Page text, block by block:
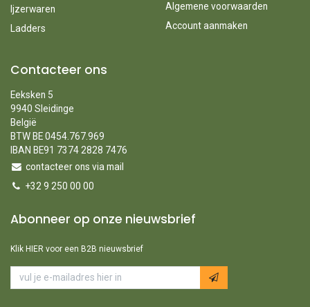
Ijzerwaren
Ladders
Algemene voorwaarden
Account aanmaken
Contacteer ons
Eeksken 5
9940 Sleidinge
België
BTW BE 0454.767.969
IBAN BE91 7374 2828 7476
contacteer ons via mail
+32 9 250 00 00
Abonneer op onze nieuwsbrief
Klik HIER voor een B2B nieuwsbrief